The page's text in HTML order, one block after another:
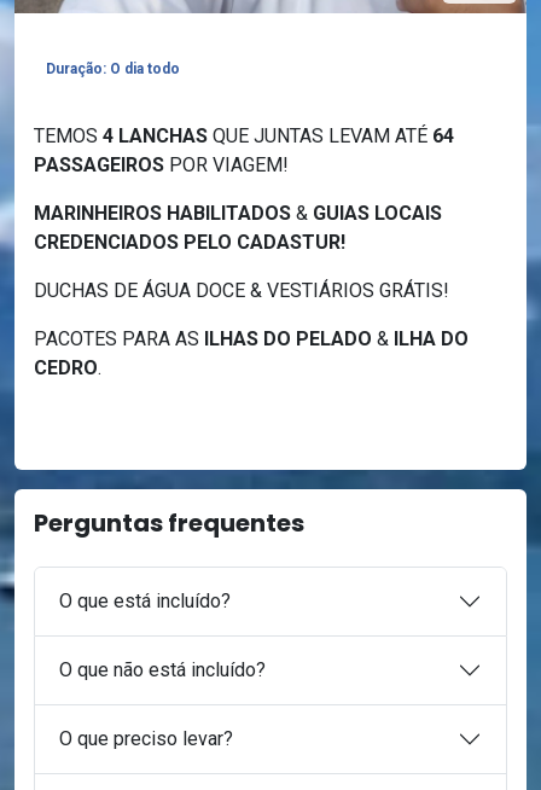
Duração: O dia todo
TEMOS 4 LANCHAS QUE JUNTAS LEVAM ATÉ 64
PASSAGEIROS POR VIAGEM!
MARINHEIROS HABILITADOS & GUIAS LOCAIS
CREDENCIADOS PELO CADASTUR!
DUCHAS DE ÁGUA DOCE & VESTIÁRIOS GRÁTIS!
PACOTES PARA AS ILHAS DO PELADO & ILHA DO
CEDRO.
Perguntas frequentes
O que está incluído?
O que não está incluído?
O que preciso levar?